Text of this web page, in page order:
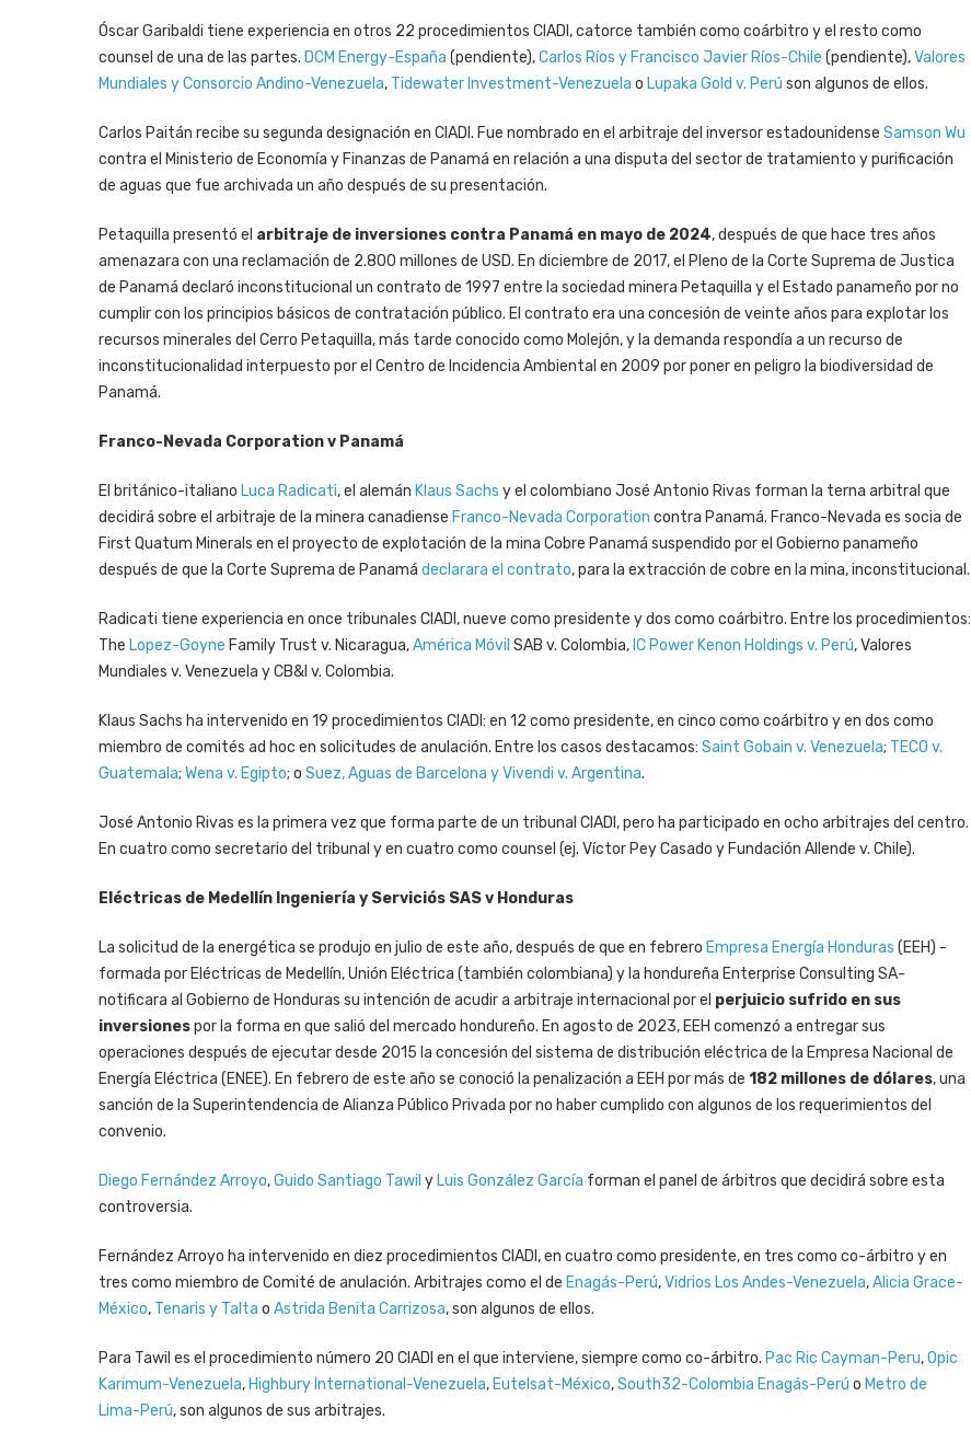
Óscar Garibaldi tiene experiencia en otros 22 procedimientos CIADI, catorce también como coárbitro y el resto como
counsel de una de las partes. DCM Energy-España (pendiente),Carlos Ríos y Francisco Javier Ríos-Chile (pendiente),Valores
Mundiales y Consorcio Andino-Venezuela, Tidewater Investment-Venezuela o Lupaka Gold v. Perú son algunos de ellos.
Carlos Paitán recibe su segunda designación en CIADI. Fue nombrado en el arbitraje del inversor estadounidense Samson Wu
contra el Ministerio de Economía y Finanzas de Panamá en relación a una disputa del sector de tratamiento y purificación
de aguas que fue archivada un año después de su presentación.
Petaquilla presentó el arbitraje de inversiones contra Panamá en mayo de 2024, después de que hace tres años
amenazara con una reclamación de 2.800 millones de USD. En diciembre de 2017, el Pleno de la Corte Suprema de Justica
de Panamá declaró inconstitucional un contrato de 1997 entre la sociedad minera Petaquilla y el Estado panameño por no
cumplir con los principios básicos de contratación público. El contrato era una concesión de veinte años para explotar los
recursos minerales del Cerro Petaquilla, más tarde conocido como Molejón, y la demanda respondía a un recurso de
inconstitucionalidad interpuesto por el Centro de Incidencia Ambiental en 2009 por poner en peligro la biodiversidad de
Panamá.
Franco-Nevada Corporation v Panamá
El británico-italiano Luca Radicati, el alemán Klaus Sachs y el colombiano José Antonio Rivas forman la terna arbitral que
decidirá sobre el arbitraje de la minera canadiense Franco-Nevada Corporation contra Panamá. Franco-Nevada es socia de
First Quatum Minerals en el proyecto de explotación de la mina Cobre Panamá suspendido por el Gobierno panameño
después de que la Corte Suprema de Panamá declarara el contrato, para la extracción de cobre en la mina, inconstitucional.
Radicati tiene experiencia en once tribunales CIADI, nueve como presidente y dos como coárbitro. Entre los procedimientos:
The Lopez-Goyne Family Trust v. Nicaragua,América Móvil SAB v. Colombia, IC Power Kenon Holdings v. Perú, Valores
Mundiales v. Venezuela y CB&I v. Colombia.
Klaus Sachs ha intervenido en 19 procedimientos CIADI: en 12 como presidente, en cinco como coárbitro y en dos como
miembro de comités ad hoc en solicitudes de anulación. Entre los casos destacamos: Saint Gobain v. Venezuela; TECO v.
Guatemala; Wena v. Egipto; o Suez, Aguas de Barcelona y Vivendi v. Argentina.
José Antonio Rivas es la primera vez que forma parte de un tribunal CIADI, pero ha participado en ocho arbitrajes del centro.
En cuatro como secretario del tribunal y en cuatro como counsel (ej. Víctor Pey Casado y Fundación Allende v. Chile).
Eléctricas de Medellín Ingeniería y Serviciós SAS v Honduras
La solicitud de la energética se produjo en julio de este año, después de que en febrero Empresa Energía Honduras (EEH) -
formada por Eléctricas de Medellín, Unión Eléctrica (también colombiana) y la hondureña Enterprise Consulting SA-
notificara al Gobierno de Honduras su intención de acudir a arbitraje internacional por el perjuicio sufrido en sus
inversionespor la forma en que salió del mercado hondureño. En agosto de 2023, EEH comenzó a entregar sus
operaciones después de ejecutar desde 2015 la concesión del sistema de distribución eléctrica de la Empresa Nacional de
Energía Eléctrica (ENEE). En febrero de este año se conoció la penalización a EEH por más de 182 millones de dólares, una
sanción de la Superintendencia de Alianza Público Privada por no haber cumplido con algunos de los requerimientos del
convenio.
Diego Fernández Arroyo,Guido Santiago Tawil y Luis González García forman el panel de árbitros que decidirá sobre esta
controversia.
Fernández Arroyo ha intervenido en diez procedimientos CIADI, en cuatro como presidente, en tres como co-árbitro y en
tres como miembro de Comité de anulación. Arbitrajes como el de Enagás-Perú,Vidrios Los Andes-Venezuela,Alicia Grace-
México, Tenaris y Talta o Astrida Benita Carrizosa, son algunos de ellos.
Para Tawil es el procedimiento número 20 CIADI en el que interviene, siempre como co-árbitro. Pac Ric Cayman-Peru,Opic
Karimum-Venezuela, Highbury International-Venezuela, Eutelsat-México,South32-Colombia Enagás-Perú o Metro de
Lima-Perú, son algunos de sus arbitrajes.